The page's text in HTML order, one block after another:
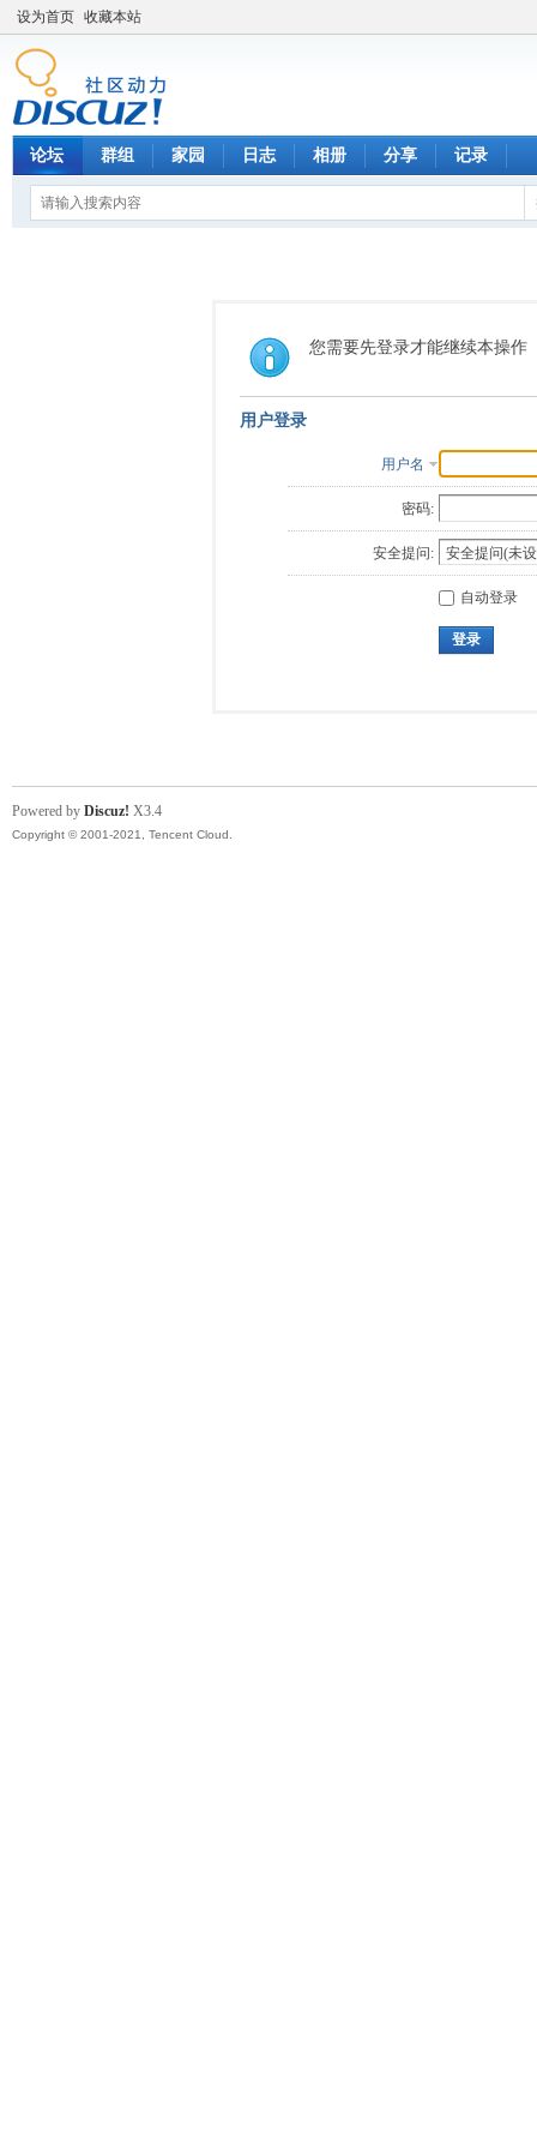
设为首页 收藏本站
论坛 群组 家园 日志 相册 分享 记录
您需要先登录才能继续本操作
用户登录
用户名
密码:
安全提问:
自动登录
登录
Powered by Discuz! X3.4
Copyright © 2001-2021, Tencent Cloud.